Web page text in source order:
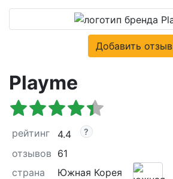
Добавить отзыв
Playme
рейтинг
4.4
отзывов 61
страна
Южная Корея